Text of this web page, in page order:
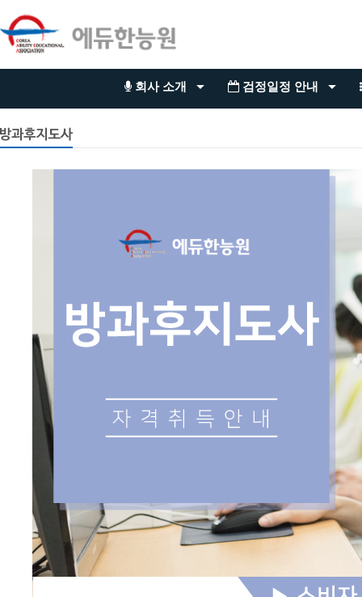
회사 소개 검정일정 안내